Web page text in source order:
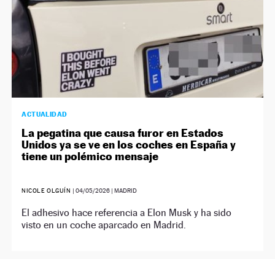
ACTUALIDAD
La pegatina que causa furor en Estados
Unidos ya se ve en los coches en España y
tiene un polémico mensaje
NICOLE OLGUÍN |04/05/2026 | MADRID
El adhesivo hace referencia a Elon Musk y ha sido
visto en un coche aparcado en Madrid.